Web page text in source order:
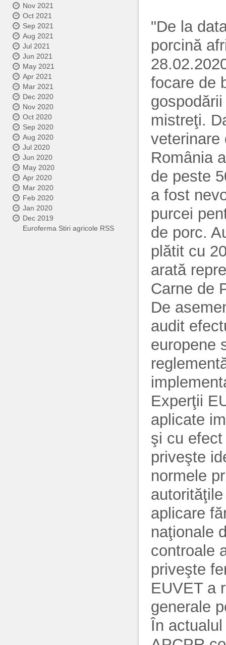
Nov 2021
Oct 2021
Sep 2021
Aug 2021
Jul 2021
Jun 2021
May 2021
Apr 2021
Mar 2021
Dec 2020
Nov 2020
Oct 2020
Sep 2020
Aug 2020
Jul 2020
Jun 2020
May 2020
Apr 2020
Mar 2020
Feb 2020
Jan 2020
Dec 2019
Euroferma Stiri agricole RSS
"De la
porcină
focare de
mistreţi.
veterinare
România
de peste
a fost
purcei
de porc.
plătit cu
arată
Carne de
De
audit
europene
Experţii
aplicate
şi cu
priveşte
normele
aplicare
naţionale
controale
priveşte
EUVET a
generale
În